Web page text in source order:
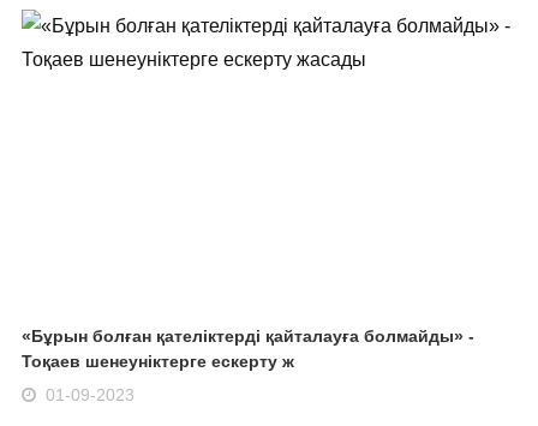
«Бұрын болған қателіктерді қайталауға болмайды» -
Тоқаев шенеуніктерге ескерту ж
01-09-2023